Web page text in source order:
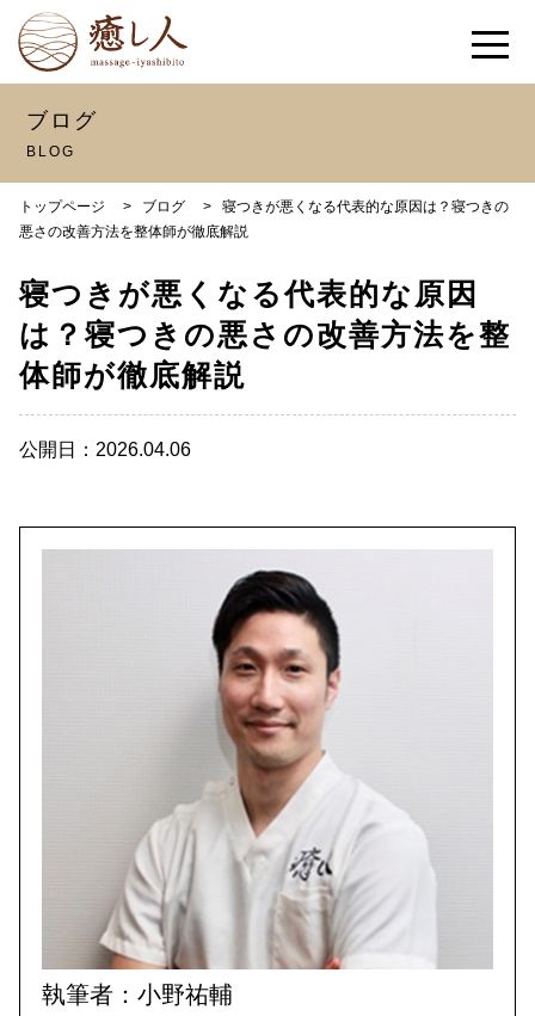
ブログ
BLOG
トップページ > ブログ >
寝つきが悪くなる代表的な原因は？寝つきの
悪さの改善方法を整体師が徹底解説
寝つきが悪くなる代表的な原因
は？寝つきの悪さの改善方法を整
体師が徹底解説
公開日：2026.04.06
執筆者：小野祐輔